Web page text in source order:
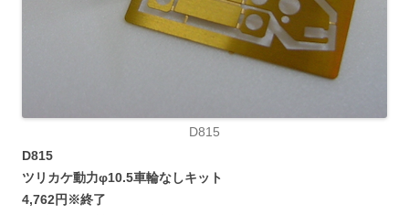
D815
D815
ツリカケ動力φ10.5車輪なしキット
4,762円※終了